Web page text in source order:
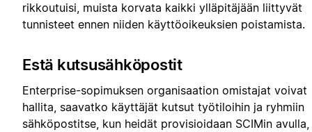
rikkoutuisi, muista korvata kaikki ylläpitäjään liittyvät
tunnisteet ennen niiden käyttöoikeuksien poistamista.
Estä kutsusähköpostit
Enterprise-sopimuksen organisaation omistajat voivat
hallita, saavatko käyttäjät kutsut työtiloihin ja ryhmiin
sähköpostitse, kun heidät provisioidaan SCIMin avulla,